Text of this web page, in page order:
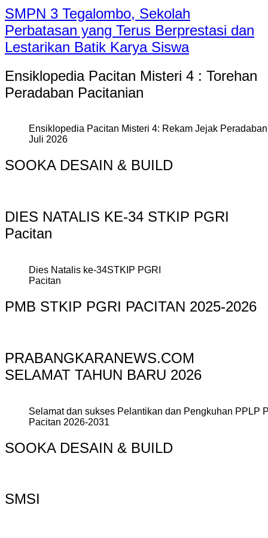
SMPN 3 Tegalombo, Sekolah
Perbatasan yang Terus Berprestasi dan
Lestarikan Batik Karya Siswa
Ensiklopedia Pacitan Misteri 4 : Torehan
Peradaban Pacitanian
Ensiklopedia Pacitan Misteri 4: Rekam Jejak
Juli 2026
SOOKA DESAIN & BUILD
DIES NATALIS KE-34 STKIP PGRI
Pacitan
Dies Natalis ke-34STKIP PGRI
Pacitan
PMB STKIP PGRI PACITAN 2025-2026
PRABANGKARANEWS.COM
SELAMAT TAHUN BARU 2026
Selamat dan sukses Pelantikan dan Pengkuhan PPLP
Pacitan 2026-2031
SOOKA DESAIN & BUILD
SMSI